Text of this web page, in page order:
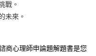
戰。
未來。
商心理師申論題解題書是您